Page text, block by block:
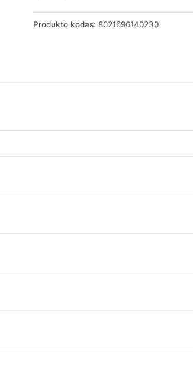
140230
Produkto kodas: 8021696140230